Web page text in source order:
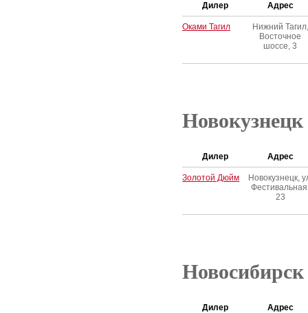
Дилер Адрес
Оками Тагил
Нижний Тагил,
Восточное
шоссе, 3
Новокузнецк
Дилер Адрес
Золотой Дюйм
Новокузнецк,
23
Новосибирск
Дилер Адрес